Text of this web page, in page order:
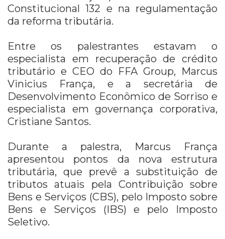
Constitucional 132 e na regulamentação
da reforma tributária.
Entre os palestrantes estavam o
especialista em recuperação de crédito
tributário e CEO do FFA Group, Marcus
Vinicius França, e a secretária de
Desenvolvimento Econômico de Sorriso e
especialista em governança corporativa,
Cristiane Santos.
Durante a palestra, Marcus França
apresentou pontos da nova estrutura
tributária, que prevê a substituição de
tributos atuais pela Contribuição sobre
Bens e Serviços (CBS), pelo Imposto sobre
Bens e Serviços (IBS) e pelo Imposto
Seletivo.